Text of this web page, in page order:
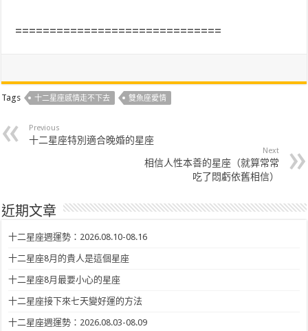
==============================
Tags 十二星座感情走不下去 雙魚座愛情
Previous
十二星座特別適合晚婚的星座
Next
相信人性本善的星座（就算常常
吃了悶虧依舊相信）
近期文章
十二星座週運勢：2026.08.10-08.16
十二星座8月的貴人是這個星座
十二星座8月最要小心的星座
十二星座接下來七天變好運的方法
十二星座週運勢：2026.08.03-08.09